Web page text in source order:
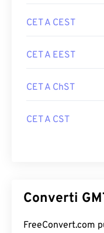
CET A CEST
CET A EEST
CET A ChST
CET A CST
Converti
FreeConvert.com